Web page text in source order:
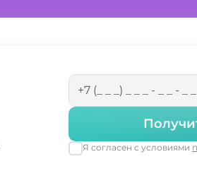
Я согласен с условиями